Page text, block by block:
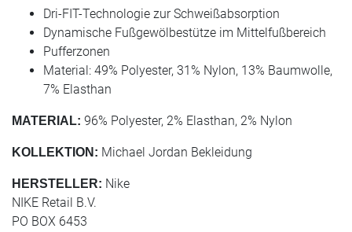
Dri-FIT-Technologie zur Schweißabsorption
Dynamische Fußgewölbestütze im Mittelfußbereich
Pufferzonen
Material: 49% Polyester, 31% Nylon, 13% Baumwolle,
7% Elasthan
MATERIAL: 96% Polyester, 2% Elasthan, 2% Nylon
KOLLEKTION: Michael Jordan Bekleidung
HERSTELLER: Nike
NIKE Retail B.V.
PO BOX 6453